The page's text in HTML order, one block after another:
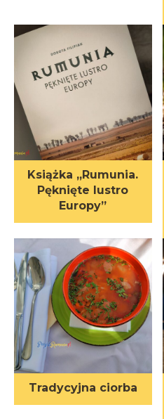
Książka „Rumunia.
Pęknięte lustro
Europy”
Tradycyjna ciorba